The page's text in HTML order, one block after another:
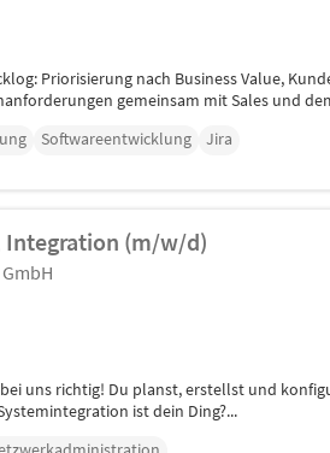
Priorisierung nach Business Value,
gemeinsam mit Sales und
Softwareentwicklung Jira
Integration (m/w/d)
uns richtig! Du planst, erstellst und
ist dein Ding?...